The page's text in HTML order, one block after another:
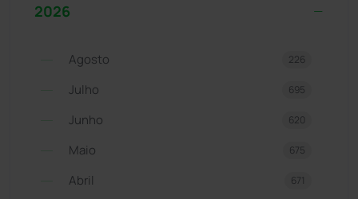
2026
Agosto 226
Julho 695
Junho 620
Maio 675
Abril 671